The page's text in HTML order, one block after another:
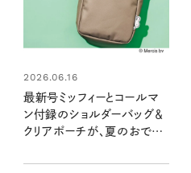
2026.06.16
最新号ミッフィーとコールマ
ン付録のショルダーバッグ＆
クリアポーチが、夏のおでか
発売リンネル2026年9月号